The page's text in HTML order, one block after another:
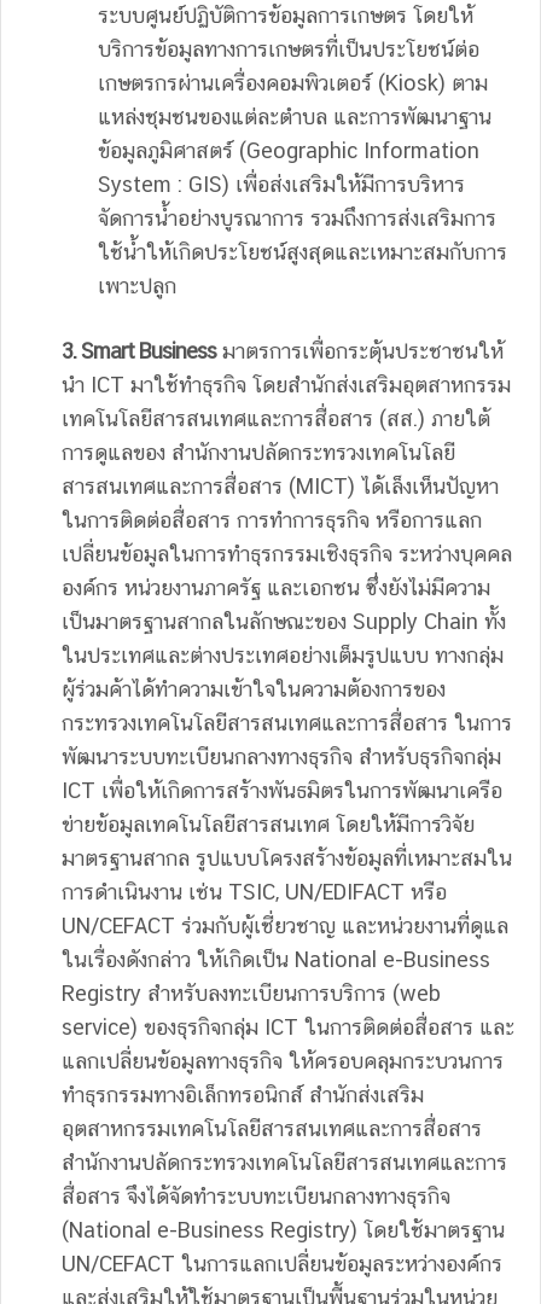
ระบบศูนย์ปฏิบัติการข้อมูลการเกษตร โดยให้
บริการข้อมูลทางการเกษตรที่เป็นประโยชน์ต่อ
เกษตรกรผ่านเครื่องคอมพิวเตอร์ (Kiosk) ตาม
แหล่งชุมชนของแต่ละตำบล และการพัฒนาฐาน
ข้อมูลภูมิศาสตร์ (Geographic Information
System : GIS) เพื่อส่งเสริมให้มีการบริหาร
จัดการน้ำอย่างบูรณาการ รวมถึงการส่งเสริมการ
ใช้น้ำให้เกิดประโยชน์สูงสุดและเหมาะสมกับการ
เพาะปลูก
3. Smart Businessมาตรการเพื่อกระตุ้นประชาชนให้
นำ ICT มาใช้ทำธุรกิจ โดยสำนักส่งเสริมอุตสาหกรรม
เทคโนโลยีสารสนเทศและการสื่อสาร (สส.) ภายใต้
การดูแลของ สำนักงานปลัดกระทรวงเทคโนโลยี
สารสนเทศและการสื่อสาร (MICT) ได้เล็งเห็นปัญหา
ในการติดต่อสื่อสาร การทำการธุรกิจ หรือการแลก
เปลี่ยนข้อมูลในการทำธุรกรรมเชิงธุรกิจ ระหว่างบุคคล
องค์กร หน่วยงานภาครัฐ และเอกชน ซึ่งยังไม่มีความ
เป็นมาตรฐานสากลในลักษณะของ Supply Chain ทั้ง
ในประเทศและต่างประเทศอย่างเต็มรูปแบบ ทางกลุ่ม
ผู้ร่วมค้าได้ทำความเข้าใจในความต้องการของ
กระทรวงเทคโนโลยีสารสนเทศและการสื่อสาร ในการ
พัฒนาระบบทะเบียนกลางทางธุรกิจ สำหรับธุรกิจกลุ่ม
ICT เพื่อให้เกิดการสร้างพันธมิตรในการพัฒนาเครือ
ข่ายข้อมูลเทคโนโลยีสารสนเทศ โดยให้มีการวิจัย
มาตรฐานสากล รูปแบบโครงสร้างข้อมูลที่เหมาะสมใน
การดำเนินงาน เช่น TSIC, UN/EDIFACT หรือ
UN/CEFACT ร่วมกับผู้เชี่ยวชาญ และหน่วยงานที่ดูแล
ในเรื่องดังกล่าว ให้เกิดเป็น National e-Business
Registry สำหรับลงทะเบียนการบริการ (web
service) ของธุรกิจกลุ่ม ICT ในการติดต่อสื่อสาร และ
แลกเปลี่ยนข้อมูลทางธุรกิจ ให้ครอบคลุมกระบวนการ
ทำธุรกรรมทางอิเล็กทรอนิกส์ สำนักส่งเสริม
อุตสาหกรรมเทคโนโลยีสารสนเทศและการสื่อสาร
สำนักงานปลัดกระทรวงเทคโนโลยีสารสนเทศและการ
สื่อสาร จึงได้จัดทำระบบทะเบียนกลางทางธุรกิจ
(National e-Business Registry) โดยใช้มาตรฐาน
UN/CEFACT ในการแลกเปลี่ยนข้อมูลระหว่างองค์กร
และส่งเสริมให้ใช้มาตรฐานเป็นพื้นฐานร่วมในหน่วย